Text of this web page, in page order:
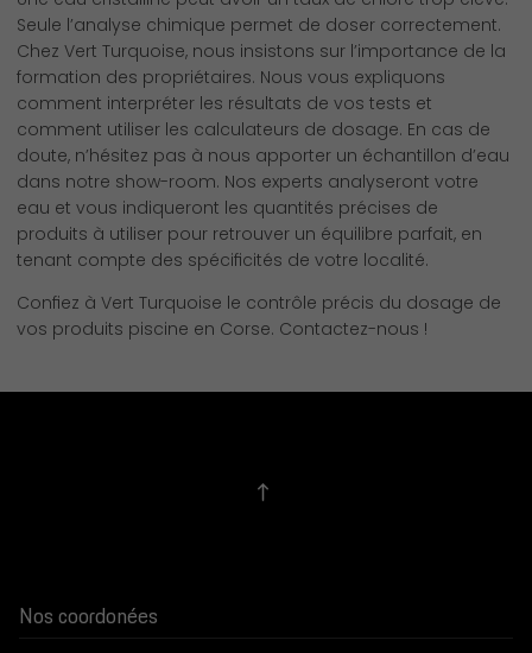
Seule l’analyse chimique permet de doser correctement.
Chez Vert Turquoise, nous insistons sur l’importance de la
formation des propriétaires. Nous vous expliquons
comment interpréter les résultats de vos tests et
comment utiliser les calculateurs de dosage. En cas de
doute, n’hésitez pas à nous apporter un échantillon d’eau
dans notre show-room. Nos experts analyseront votre
eau et vous indiqueront les quantités précises de
produits à utiliser pour retrouver un équilibre parfait, en
tenant compte des spécificités de votre localité.
Confiez à Vert Turquoise le contrôle précis du dosage de
vos produits piscine en Corse. Contactez-nous !
Nos coordonées